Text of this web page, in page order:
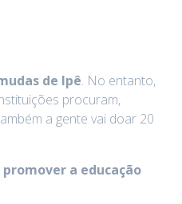
de Ipê. No entanto,
procuram,
a gente vai doar 20
promover a educação